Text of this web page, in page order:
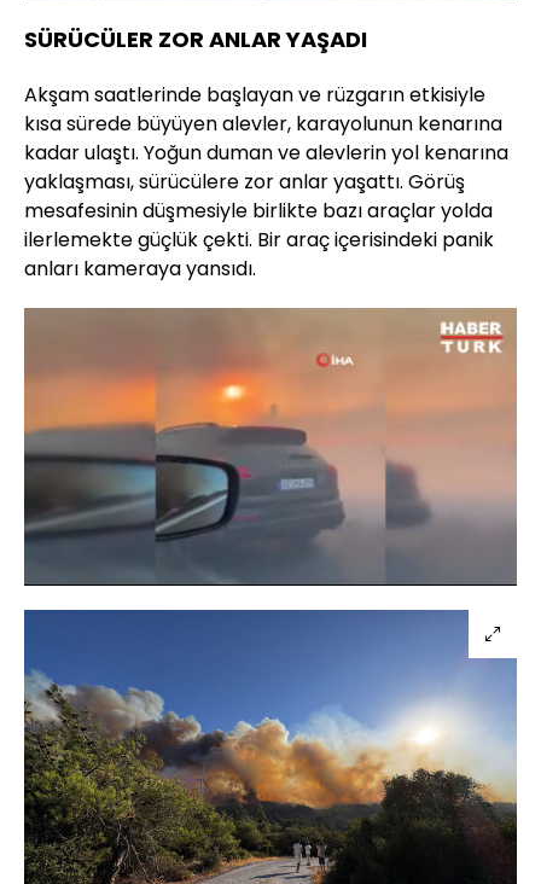
SÜRÜCÜLER ZOR ANLAR YAŞADI
Akşam saatlerinde başlayan ve rüzgarın etkisiyle
kısa sürede büyüyen alevler, karayolunun kenarına
kadar ulaştı. Yoğun duman ve alevlerin yol kenarına
yaklaşması, sürücülere zor anlar yaşattı. Görüş
mesafesinin düşmesiyle birlikte bazı araçlar yolda
ilerlemekte güçlük çekti. Bir araç içerisindeki panik
anları kameraya yansıdı.
Aç
Yüklendi :
40.08%
Hızı